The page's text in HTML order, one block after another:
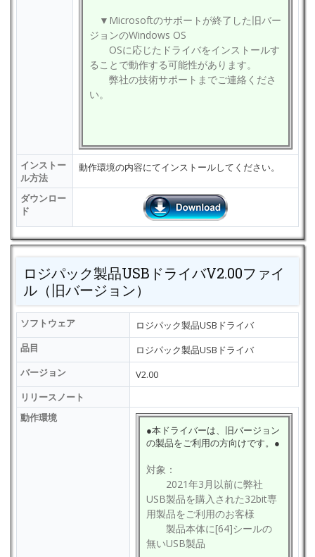
▼Microsoftのサポートが終了した旧バー
ジョンのWindows OS
OSに応じたドライバをインストールす
ることで動作する可能性があります。
弊社の技術サポートまでご連絡くださ
い。
インストー
ル方法
動作環境の内容にてインストールしてください。
ダウンロー
ド
ロジパック製品USBドライバV2.00ファイ
ル（旧バージョン）
ソフトウェア
ロジパック製品USBドライバ
品目
ロジパック製品USBドライバ
バージョン
V2.00
リリースノート
動作環境
●本ドライバーは、旧バージョン
の製品をご利用の方向けです。●
対象：
2021年3月以前に弊社
USB製品を購入された32bit専
用製品をご利用のお客様
製品本体に[64]シールの
無いUSB製品